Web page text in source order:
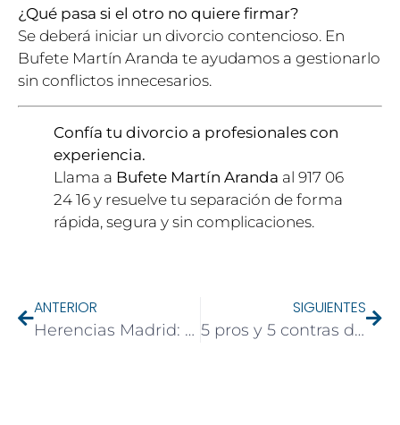
¿Qué pasa si el otro no quiere firmar?
Se deberá iniciar un divorcio contencioso. En
Bufete Martín Aranda te ayudamos a gestionarlo
sin conflictos innecesarios.
Confía tu divorcio a profesionales con
experiencia.
Llama a Bufete Martín Aranda al 917 06
24 16 y resuelve tu separación de forma
rápida, segura y sin complicaciones.
ANTERIOR
Herencias Madrid: Evita Errores en el Impuesto de Sucesiones y Reparte sin Pleitos
SIGUIENTES
5 pros y 5 contras de hacerse autónomo y cómo compatibilizarlo con un trabajo por cuenta ajena